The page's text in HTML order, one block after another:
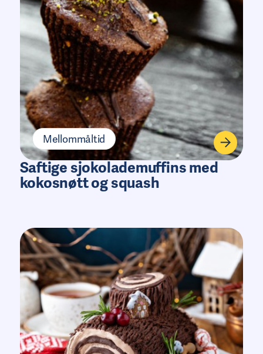
Mellommåltid
Saftige sjokolademuffins med
kokosnøtt og squash